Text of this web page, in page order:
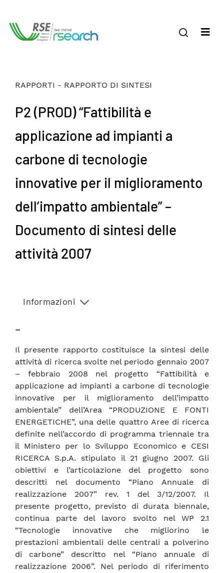
RAPPORTI - RAPPORTO DI SINTESI
P2 (PROD) “Fattibilità e
applicazione ad impianti a
carbone di tecnologie
innovative per il miglioramento
dell’impatto ambientale” –
Documento di sintesi delle
attività 2007
Informazioni
–
Il presente rapporto costituisce la sintesi delle
attività di ricerca svolte nel periodo gennaio 2007
– febbraio 2008 nel progetto “Fattibilità e
applicazione ad impianti a carbone di tecnologie
innovative per il miglioramento dell’impatto
ambientale” dell’Area “PRODUZIONE E FONTI
ENERGETICHE”, una delle quattro Aree di ricerca
definite nell’accordo di programma triennale tra
il Ministero per lo Sviluppo Economico e CESI
RICERCA S.p.A. stipulato il 21 giugno 2007. Gli
obiettivi e l’articolazione del progetto sono
descritti nel documento “Piano Annuale di
realizzazione 2007” rev. 1 del 3/12/2007. Il
presente progetto, previsto di durata biennale,
continua parte del lavoro svolto nel WP 2.1
“Tecnologie innovative che migliorino le
prestazioni ambientali delle centrali a polverino
di carbone” descritto nel “Piano annuale di
realizzazione 2006”. Nel periodo di riferimento